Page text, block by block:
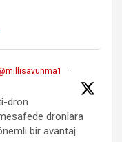
·
dron
dronlara
bir avantaj